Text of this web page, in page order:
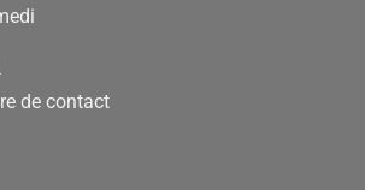
de contact